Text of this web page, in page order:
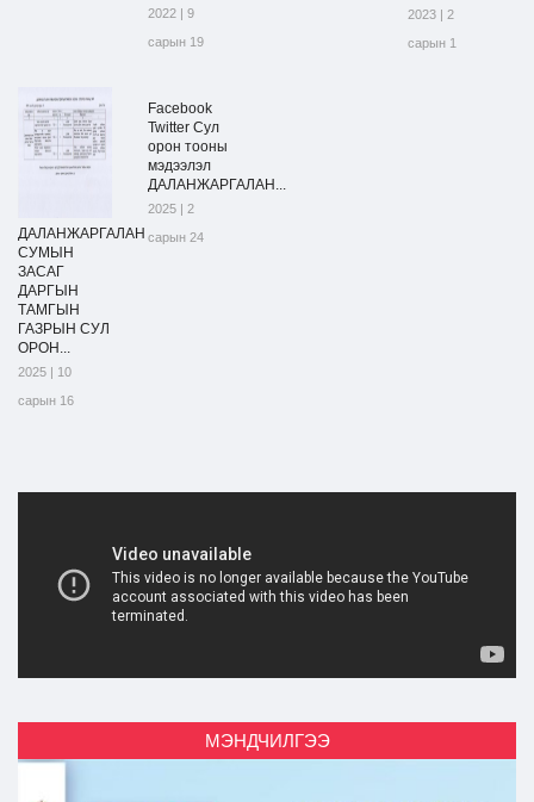
2022 | 9
сарын 19
2023 | 2
сарын 1
ДАЛАНЖАРГАЛАН
СУМЫН
ЗАСАГ
ДАРГЫН
ТАМГЫН
ГАЗРЫН СУЛ
ОРОН...
2025 | 10
сарын 16
Facebook
Twitter Сул
орон тооны
мэдээлэл
ДАЛАНЖАРГАЛАН...
2025 | 2
сарын 24
МЭНДЧИЛГЭЭ